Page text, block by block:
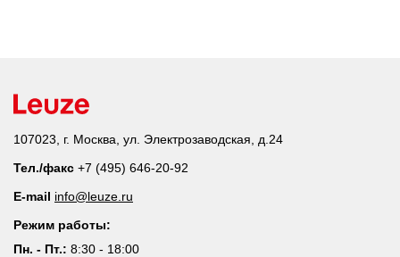
107023, г. Москва, ул. Электрозаводская, д.24
Тел./факс +7 (495) 646-20-92
E-mail info@leuze.ru
Режим работы:
Пн. - Пт.: 8:30 - 18:00